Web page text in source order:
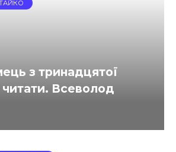
з тринадцятої
читати. Всеволод